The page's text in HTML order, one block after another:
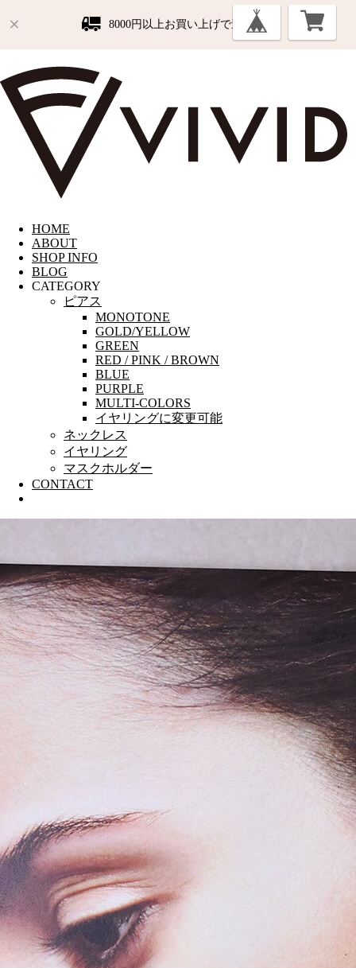
8000円以上お買い上げで送料無料
HOME
ABOUT
SHOP INFO
BLOG
CATEGORY
ピアス
MONOTONE
GOLD/YELLOW
GREEN
RED / PINK / BROWN
BLUE
PURPLE
MULTI-COLORS
イヤリングに変更可能
ネックレス
イヤリング
マスクホルダー
CONTACT